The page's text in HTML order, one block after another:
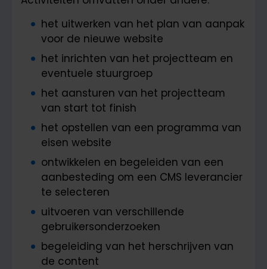
het uitwerken van het plan van aanpak
voor de nieuwe website
het inrichten van het projectteam en
eventuele stuurgroep
het aansturen van het projectteam
van start tot finish
het opstellen van een programma van
eisen website
ontwikkelen en begeleiden van een
aanbesteding om een CMS leverancier
te selecteren
uitvoeren van verschillende
gebruikersonderzoeken
begeleiding van het herschrijven van
de content